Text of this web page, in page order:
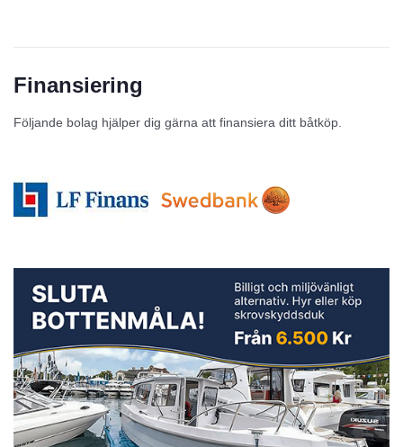
Finansiering
Följande bolag hjälper dig gärna att finansiera ditt båtköp.